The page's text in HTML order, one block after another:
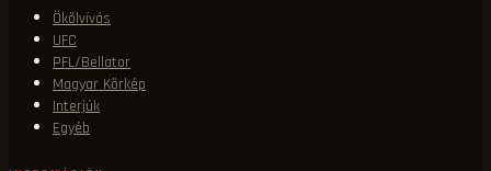
Ökölvívás
UFC
PFL/Bellator
Magyar Körkép
Interjúk
Egyéb